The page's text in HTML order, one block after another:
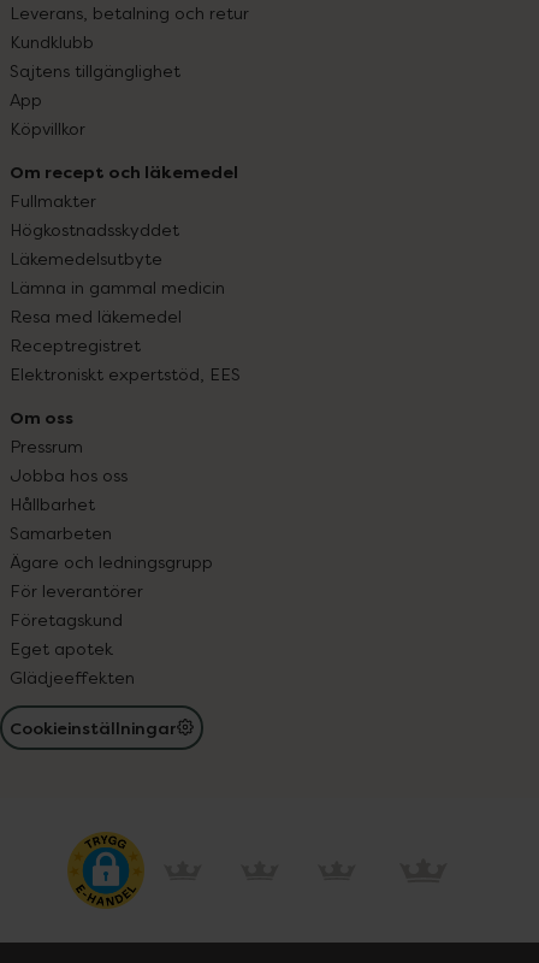
Leverans, betalning och retur
Kundklubb
Sajtens tillgänglighet
App
Köpvillkor
Om recept och läkemedel
Fullmakter
Högkostnadsskyddet
Läkemedelsutbyte
Lämna in gammal medicin
Resa med läkemedel
Receptregistret
Elektroniskt expertstöd, EES
Om oss
Pressrum
Jobba hos oss
Hållbarhet
Samarbeten
Ägare och ledningsgrupp
För leverantörer
Företagskund
Eget apotek
Glädjeeffekten
Cookieinställningar